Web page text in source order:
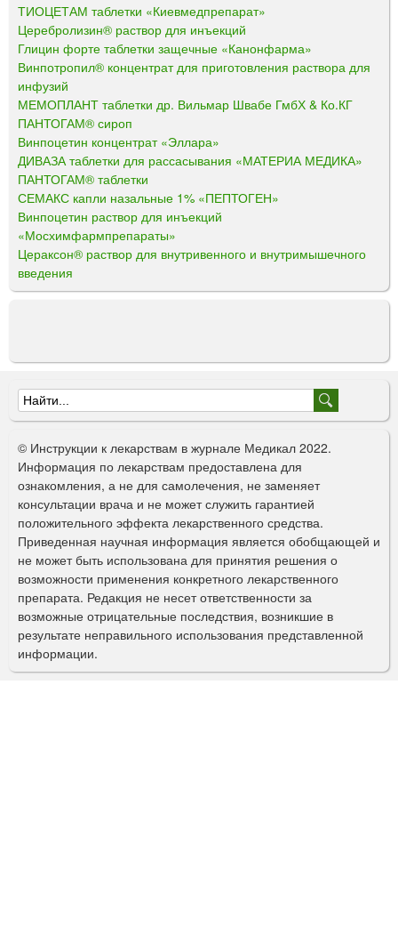
ТИОЦЕТАМ таблетки «Киевмедпрепарат»
Церебролизин® раствор для инъекций
Глицин форте таблетки защечные «Канонфарма»
Винпотропил® концентрат для приготовления раствора для
инфузий
МЕМОПЛАНТ таблетки др. Вильмар Швабе ГмбХ & Ко.КГ
ПАНТОГАМ® сироп
Винпоцетин концентрат «Эллара»
ДИВАЗА таблетки для рассасывания «МАТЕРИА МЕДИКА»
ПАНТОГАМ® таблетки
СЕМАКС капли назальные 1% «ПЕПТОГЕН»
Винпоцетин раствор для инъекций
«Мосхимфармпрепараты»
Цераксон® раствор для внутривенного и внутримышечного
введения
Ф
о
р
м
а
п
о
и
с
к
© Инструкции к лекарствам в журнале Медикал 2022.
Информация по лекарствам предоставлена для
ознакомления, а не для самолечения, не заменяет
консультации врача и не может служить гарантией
положительного эффекта лекарственного средства.
Приведенная научная информация является обобщающей и
не может быть использована для принятия решения о
возможности применения конкретного лекарственного
препарата. Редакция не несет ответственности за
возможные отрицательные последствия, возникшие в
результате неправильного использования представленной
информации.